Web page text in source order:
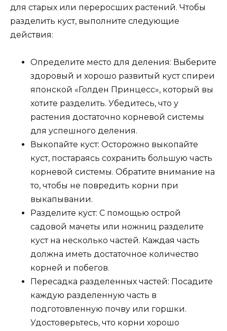
для старых или переросших растений. Чтобы
разделить куст, выполните следующие
действия:
Определите место для деления: Выберите
здоровый и хорошо развитый куст спиреи
японской «Голден Принцесс», который вы
хотите разделить. Убедитесь, что у
растения достаточно корневой системы
для успешного деления.
Выкопайте куст: Осторожно выкопайте
куст, постараясь сохранить большую часть
корневой системы. Обратите внимание на
то, чтобы не повредить корни при
выкапывании.
Разделите куст: С помощью острой
садовой мачеты или ножниц разделите
куст на несколько частей. Каждая часть
должна иметь достаточное количество
корней и побегов.
Пересадка разделенных частей: Посадите
каждую разделенную часть в
подготовленную почву или горшки.
Удостоверьтесь, что корни хорошо